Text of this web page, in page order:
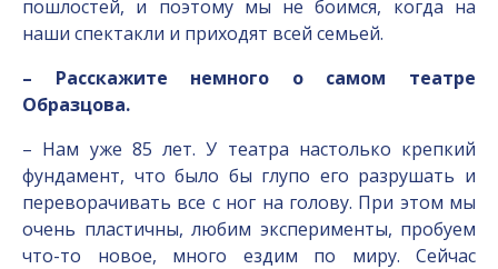
пошлостей, и поэтому мы не боимся, когда на
наши спектакли и приходят всей семьей.
– Расскажите немного о самом театре
Образцова.
– Нам уже 85 лет. У театра настолько крепкий
фундамент, что было бы глупо его разрушать и
переворачивать все с ног на голову. При этом мы
очень пластичны, любим эксперименты, пробуем
что-то новое, много ездим по миру. Сейчас